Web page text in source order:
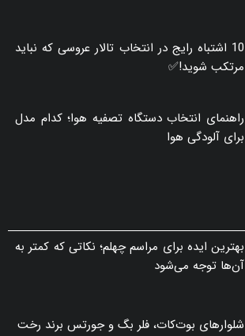
10 اشتباه رایج در انتخاب تالار عروسی که نباید
مرتکب شوید!✅
راهنمای انتخاب دستگاه تصفیه هوا؛ کدام مدل
برای آلودگی هوا
بهترین ایده برای مراسم چهلم؛ نکاتی که کمتر به
آن‌ها توجه می‌شود
شلوارهای بوت‌کات، فلر بگ و جورتس برند رخت